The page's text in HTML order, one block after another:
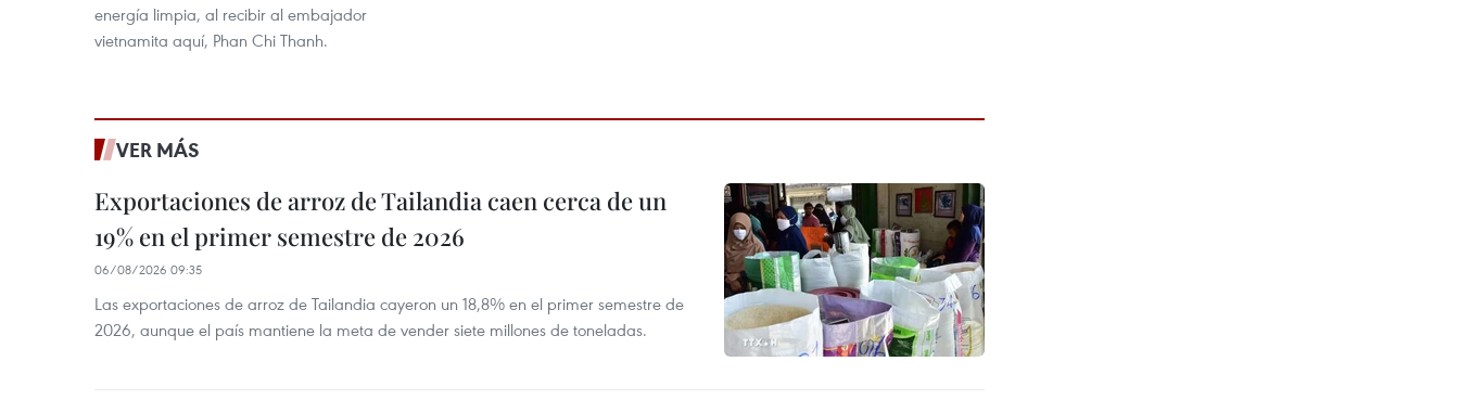
energía limpia, al recibir al embajador
vietnamita aquí, Phan Chi Thanh.
VER MÁS
Exportaciones de arroz de Tailandia caen cerca de un
19% en el primer semestre de 2026
06/08/2026 09:35
Las exportaciones de arroz de Tailandia cayeron un 18,8% en el primer semestre de
2026, aunque el país mantiene la meta de vender siete millones de toneladas.